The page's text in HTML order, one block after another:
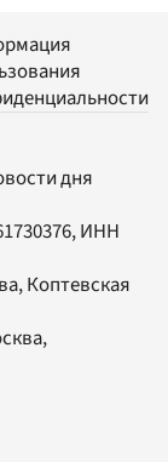
дня
ИНН
Коптевская
,